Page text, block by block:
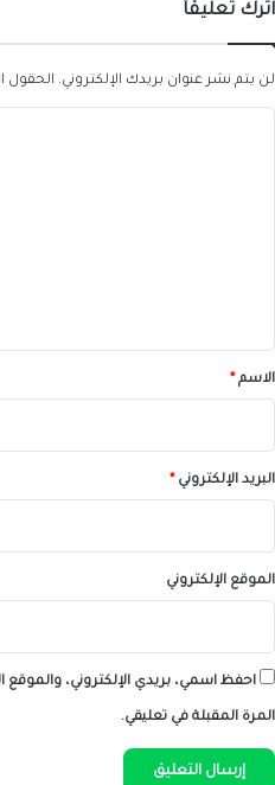
اترك تعليقاً
لن يتم نشر عنوان بريدك الإلكتروني. الحقول
*الاسم *
البريد الإلكتروني *
الموقع الإلكتروني
احفظ اسمي، بريدي الإلكتروني،
المرة المقبلة في تعليقي.